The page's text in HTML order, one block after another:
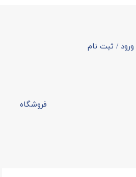
فروشگاه
ورود / ثبت نام